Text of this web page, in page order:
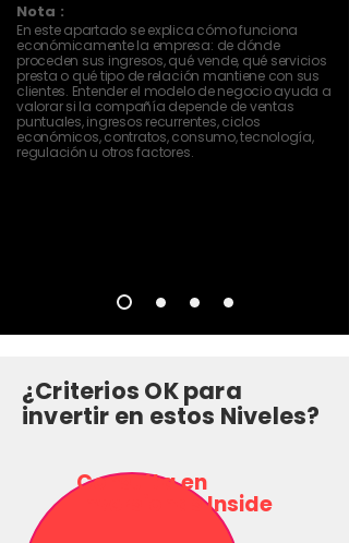
Nota :
En este apartado se explica cómo funciona
económicamente la empresa: de dónde
proceden sus ingresos, qué vende, qué servicios
presta o qué tipo de relación mantiene con sus
clientes. Entender el modelo de negocio ayuda a
valorar si la compañía depende de ventas
puntuales, ingresos recurrentes, ciclos
económicos, contratos, consumo, tecnología,
regulación u otros factores.
¿Criterios OK para
invertir en estos Niveles?
Consulta en
Inversionas Inside